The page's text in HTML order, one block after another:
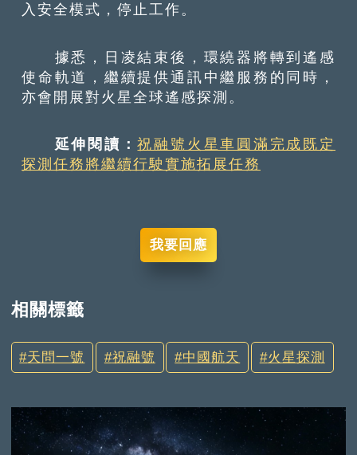
入安全模式，停止工作。
據悉，日凌結束後，環繞器將轉到遙感
使命軌道，繼續提供通訊中繼服務的同時，
亦會開展對火星全球遙感探測。
延伸閱讀：祝融號火星車圓滿完成既定
探測任務將繼續行駛實施拓展任務
我要回應
相關標籤
天問一號 祝融號 中國航天 火星探測